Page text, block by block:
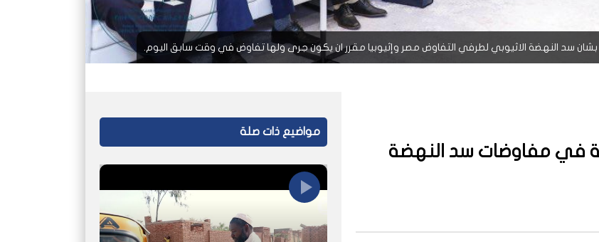
بشان سد النهضة الاثيوبي لطرفي التفاوض مصر وإثيوبيا مقرر ان يكون جرى ولها تفاوض في وقت سابق اليوم.
في مفاوضات سد النهضة
مواضيع ذات صلة